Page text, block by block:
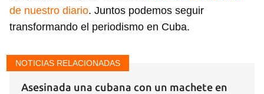
INICIAR SESIÓN CANCELAR
de nuestro diario. Juntos podemos seguir
transformando el periodismo en Cuba.
NOTICIAS RELACIONADAS
Asesinada una cubana con un machete en